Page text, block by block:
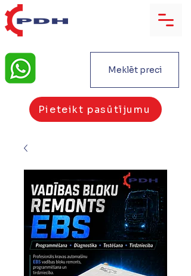
Meklēt preci
Pieteikt pasūtījumu